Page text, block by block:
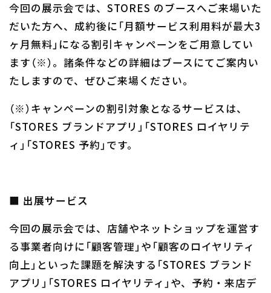
今回の展示会では、STORES のブースへご来場いた
だいた方へ、成約後に「月額サービス利用料が最大3
ヶ月無料」になる割引キャンペーンをご用意してい
ます（※）。諸条件などの詳細はブースにてご案内い
たしますので、ぜひご来場ください。
（※）キャンペーンの割引対象となるサービスは、
「STORES ブランドアプリ」「STORES ロイヤリテ
ィ」「STORES 予約」です。
■ 出展サービス
今回の展示会では、店舗やネットショップを運営す
る事業者向けに「顧客管理」や「顧客のロイヤリティ
向上」といった課題を解決する「STORES ブランド
アプリ」「STORES ロイヤリティ」や、予約・来店デ